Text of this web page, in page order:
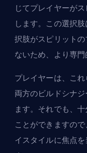
じてプレイヤーが
します。この選択
択肢がスピリット
ないため、より専門
プレイヤーは、こ
両方のビルドシナ
ます。それでも、
ことができますの
イスタイルに焦点